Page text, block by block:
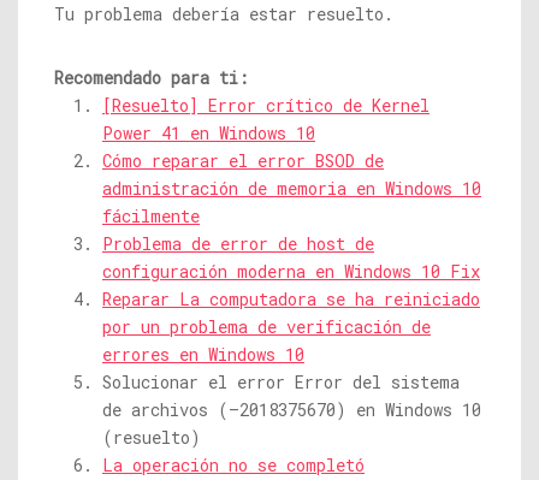
Tu problema debería estar resuelto.
Recomendado para ti:
[Resuelto] Error crítico de Kernel
Power 41 en Windows 10
Cómo reparar el error BSOD de
administración de memoria en Windows 10
fácilmente
Problema de error de host de
configuración moderna en Windows 10 Fix
Reparar La computadora se ha reiniciado
por un problema de verificación de
errores en Windows 10
Solucionar el error Error del sistema
de archivos (–2018375670) en Windows 10
(resuelto)
La operación no se completó